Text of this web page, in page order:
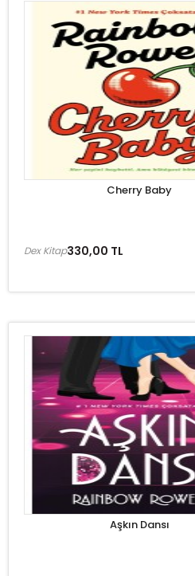
Cherry Baby
330,00 TL
Dex Kitap
Aşkın Dansı